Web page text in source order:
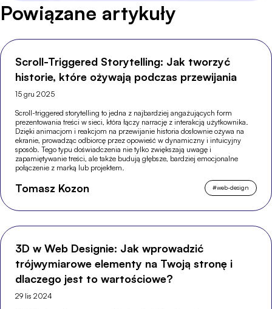
Powiązane artykuły
Scroll-Triggered Storytelling: Jak tworzyć
historie, które ożywają podczas przewijania
15 gru 2025
Scroll-triggered storytelling to jedna z najbardziej angażujących form
prezentowania treści w sieci, która łączy narrację z interakcją użytkownika.
Dzięki animacjom i reakcjom na przewijanie historia dosłownie ożywa na
ekranie, prowadząc odbiorcę przez opowieść w dynamiczny i intuicyjny
sposób. Tego typu doświadczenia nie tylko zwiększają uwagę i
zapamiętywanie treści, ale także budują głębsze, bardziej emocjonalne
połączenie z marką lub projektem.
Tomasz Kozon #web-design
3D w Web Designie: Jak wprowadzić
trójwymiarowe elementy na Twoją stronę i
dlaczego jest to wartościowe?
29 lis 2024